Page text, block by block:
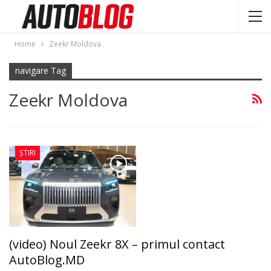
Home Zeekr Moldova
navigare Tag
Zeekr Moldova
ȘTIRI
(video) Noul Zeekr 8X – primul contact
AutoBlog.MD